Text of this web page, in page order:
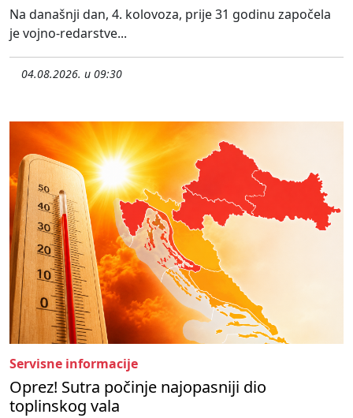
Na današnji dan, 4. kolovoza, prije 31 godinu započela
je vojno-redarstve...
04.08.2026. u 09:30
Servisne informacije
Oprez! Sutra počinje najopasniji dio
toplinskog vala